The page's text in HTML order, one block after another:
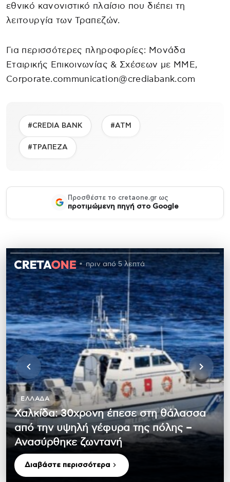
εθνικό κανονιστικό πλαίσιο που διέπει τη
λειτουργία των Τραπεζών.
Για περισσότερες πληροφορίες: Μονάδα
Εταιρικής Επικοινωνίας & Σχέσεων με ΜΜΕ,
Corporate.communication@crediabank.com
#CREDIA BANK #ΑΤΜ
#ΤΡΑΠΕΖΑ
Προσθέστε το cretaone.gr ως
προτιμώμενη πηγή στο Google
πριν από 5 λεπτά
ΕΛΛΆΔΑ
Χαλκίδα: 30χρονη έπεσε στη θάλασσα
από την υψηλή γέφυρα της πόλης –
Ανασύρθηκε ζωντανή
Διαβάστε περισσότερα